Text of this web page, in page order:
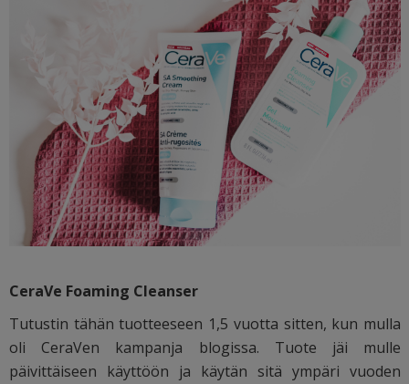
CeraVe Foaming Cleanser
Tutustin tähän tuotteeseen 1,5 vuotta sitten, kun mulla
oli CeraVen kampanja blogissa. Tuote jäi mulle
päivittäiseen käyttöön ja käytän sitä ympäri vuoden